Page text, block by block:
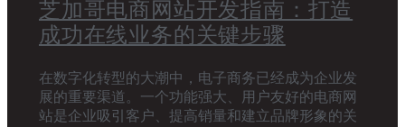
芝加哥电商网站开发指南：打造
成功在线业务的关键步骤
在数字化转型的大潮中，电子商务已经成为企业发
展的重要渠道。一个功能强大、用户友好的电商网
站是企业吸引客户、提高销量和建立品牌形象的关